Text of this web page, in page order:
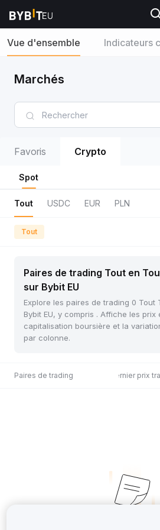
Vue d'ensemble Indicateurs
Marchés
Favoris Crypto
Spot
Tout USDC EUR PLN
Tout
Paires de trading Tout en
sur Bybit EU
Explore les paires de trading 0 Tout
Bybit EU, y compris . Affiche les prix
capitalisation boursière et la
par colonne.
Paires de trading Dernier prix